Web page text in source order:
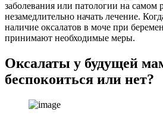
заболевания или патологии на самом
незамедлительно начать лечение.
наличие оксалатов в моче при
принимают необходимые меры.
Оксалаты у будущей
беспокоиться или нет?